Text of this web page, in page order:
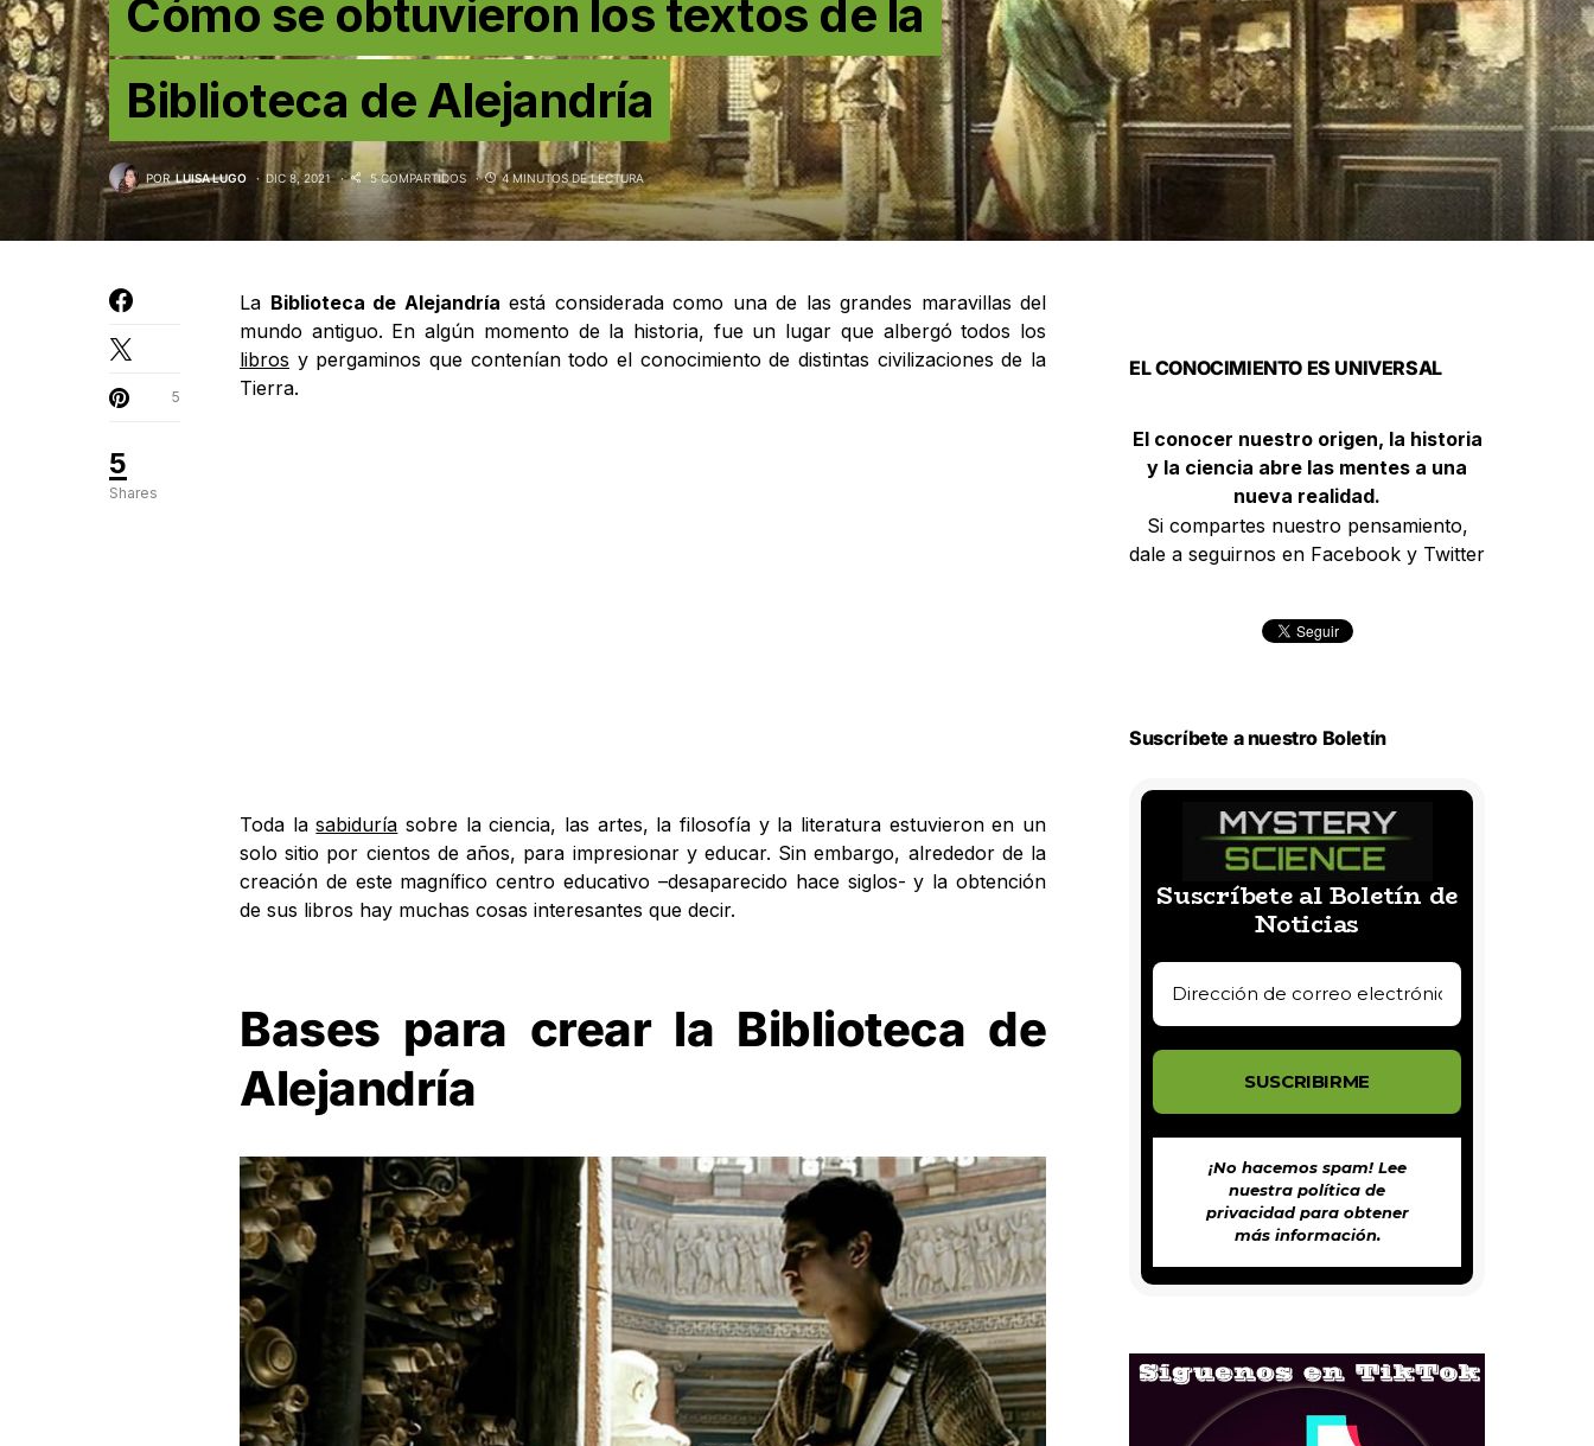
Cómo se obtuvieron los textos de la
Biblioteca de Alejandría
POR LUISA LUGO DIC 8, 2021 5 COMPARTIDOS 4 MINUTOS DE LECTURA
5
Shares
5
La Biblioteca de Alejandría está considerada como una de las grandes maravillas del
mundo antiguo. En algún momento de la historia, fue un lugar que albergó todos los
libros y pergaminos que contenían todo el conocimiento de distintas civilizaciones de la
Tierra.
Toda lasabiduría sobre la ciencia, las artes, la filosofía y la literatura estuvieron en un
solo sitio por cientos de años, para impresionar y educar. Sin embargo, alrededor de la
creación de este magnífico centro educativo –desaparecido hace siglos- y la obtención
de sus libros hay muchas cosas interesantes que decir.
Bases para crear la Biblioteca de
Alejandría
EL CONOCIMIENTO ES UNIVERSAL
El conocer nuestro origen, la historia
y la ciencia abre las mentes a una
nueva realidad.
Si compartes nuestro pensamiento,
dale a seguirnos en Facebook y Twitter
Suscríbete a nuestro Boletín
Suscríbete al Boletín de
Noticias
¡No hacemos spam! Lee
nuestra política de
privacidadpara obtener
más información.